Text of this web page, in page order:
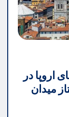
اروپا در
میدان